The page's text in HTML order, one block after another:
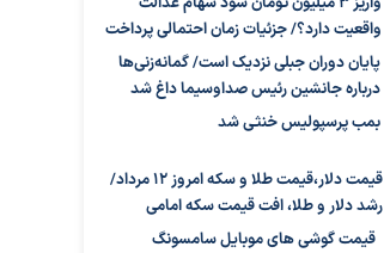
واقعیت دارد؟/ جزئیات زمان احتمالی پرداخت
پایان دوران جبلی نزدیک است/ گمانه‌زنی‌ها
درباره جانشین رئیس صداوسیما داغ شد
بمب پرسپولیس خنثی شد
قیمت دلار،قیمت طلا و سکه امروز ۱۲ مرداد/
رشد دلار و طلا، افت قیمت سکه امامی
قیمت گوشی های موبایل سامسونگ